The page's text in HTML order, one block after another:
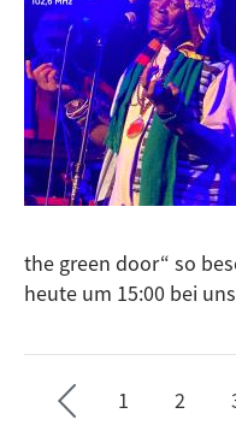
the green door“ so
heute um 15:00 bei
1 2